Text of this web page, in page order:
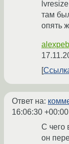
там
опять
Ответ на:
16:06:30 +00:00
С чего
он